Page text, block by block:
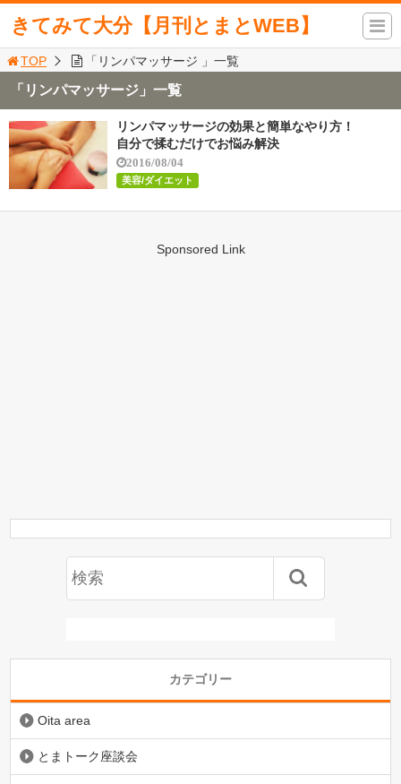
きてみて大分【月刊とまとWEB】
TOP 「リンパマッサージ 」一覧
「リンパマッサージ」一覧
リンパマッサージの効果と簡単なやり方！
自分で揉むだけでお悩み解決
2016/08/04
美容/ダイエット
Sponsored Link
カテゴリー
Oita area
とまトーク座談会